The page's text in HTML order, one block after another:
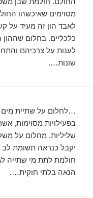
מסוימים שאיכשהו
לאבד הון זה מעיד על
כלכליים. בחלום שההון
לענות על צרכיהם
שונות….
…לחלום על שתיית
בפעילויות מסוימות,
שליליות. מחלום על
יקבל כנראה תשומת לב
חולמת לתת מי שתייה
הנאה בלתי חוקית….